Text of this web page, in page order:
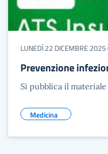
LUNEDÌ 22 DICEMBRE
Prevenzione
Si pubblica il materiale
Medicina